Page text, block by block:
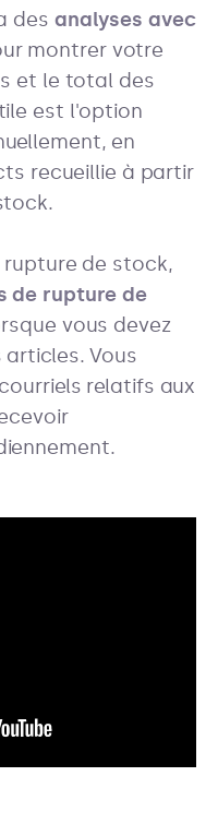
des analyses avec
montrer votre
et le total des
est l'option
en
recueillie à partir
de stock,
de rupture de
vous devez
Vous
relatifs aux